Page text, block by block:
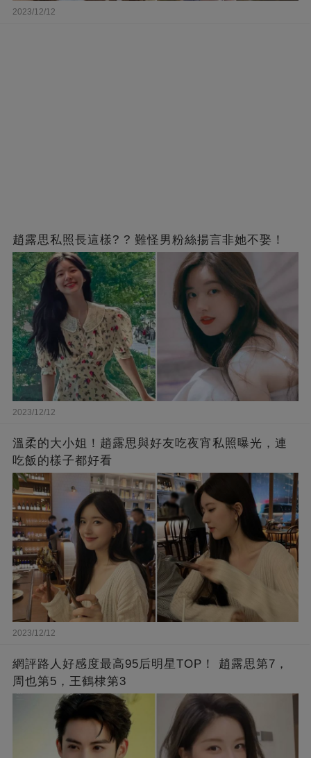
2023/12/12
趙露思私照長這樣? ? 難怪男粉絲揚言非她不娶！
2023/12/12
溫柔的大小姐！趙露思與好友吃夜宵私照曝光，連
吃飯的樣子都好看
2023/12/12
網評路人好感度最高95后明星TOP！ 趙露思第7，
周也第5，王鶴棣第3